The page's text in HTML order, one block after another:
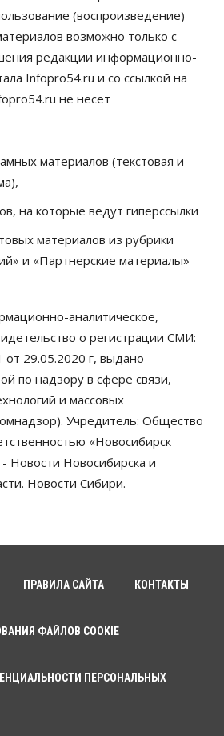
(воспроизведение)
возможно только с
редакции информационно-
Infopro54.ru и со ссылкой на
не несет
материалов (текстовая и
на которые ведут гиперссылки
материалов из рубрики
и «Партнерские материалы»
аналитическое,
о регистрации СМИ:
29.05.2020 г, выдано
по надзору в сфере связи,
и массовых
Учредитель: Общество
«Новосибирск
Новости Новосибирска и
Новости Сибири.
ПРАВИЛА САЙТА КОНТАКТЫ
ФАЙЛОВ COOKIE
ПЕРСОНАЛЬНЫХ